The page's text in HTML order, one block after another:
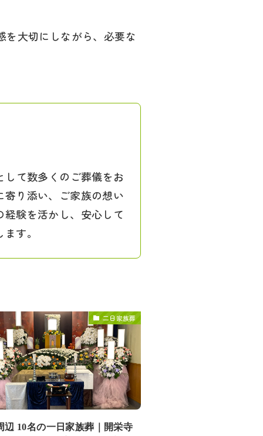
大切にしながら、必要な
て数多くのご葬儀をお
り添い、ご家族の想い
験を活かし、安心して
す。
二日家族葬
辺 10名の一日家族葬｜開栄寺